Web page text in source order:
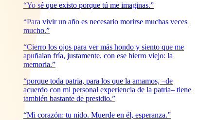
“Yo sé que existo porque tú me imaginas.”
“Para vivir un año es necesario morirse muchas veces
mucho.”
“Cierro los ojos para ver más hondo y siento que me
apuñalan fría, justamente, con ese hierro viejo: la
memoria.”
“porque toda patria, para los que la amamos, –de
acuerdo con mi personal experiencia de la patria– tiene
también bastante de presidio.”
“Mi corazón: tu nido. Muerde en él, esperanza.”